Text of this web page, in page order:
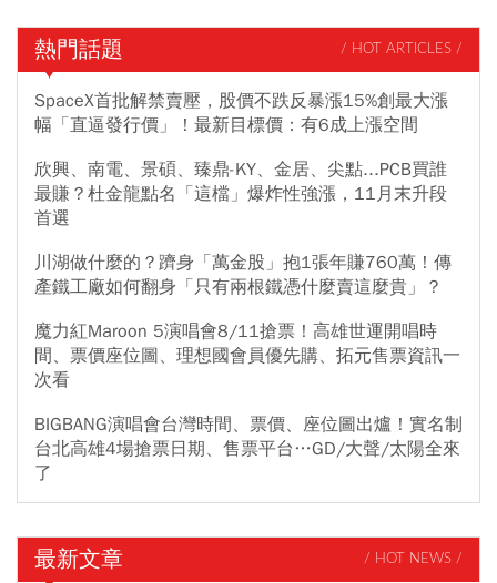
熱門話題 / HOT ARTICLES /
SpaceX首批解禁賣壓，股價不跌反暴漲15%創最大漲
幅「直逼發行價」！最新目標價：有6成上漲空間
欣興、南電、景碩、臻鼎-KY、金居、尖點...PCB買誰
最賺？杜金龍點名「這檔」爆炸性強漲，11月末升段
首選
川湖做什麼的？躋身「萬金股」抱1張年賺760萬！傳
產鐵工廠如何翻身「只有兩根鐵憑什麼賣這麼貴」？
魔力紅Maroon 5演唱會8/11搶票！高雄世運開唱時
間、票價座位圖、理想國會員優先購、拓元售票資訊一
次看
BIGBANG演唱會台灣時間、票價、座位圖出爐！實名制
台北高雄4場搶票日期、售票平台…GD/大聲/太陽全來
了
最新文章 / HOT NEWS /